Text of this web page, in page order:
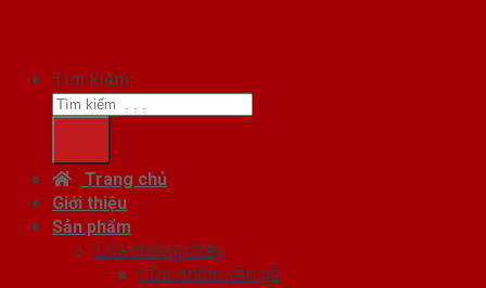
Tìm kiếm:
Trang chủ
Giới thiệu
Sản phẩm
Cửa chống cháy
Cửa nhôm vân gỗ